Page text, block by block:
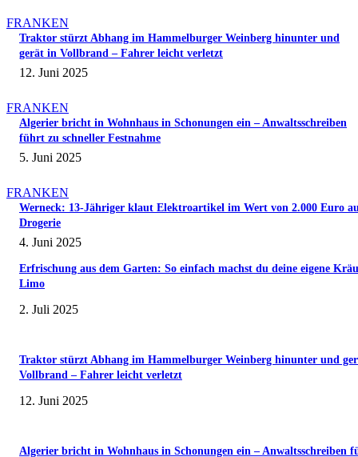
FRANKEN
Traktor stürzt Abhang im Hammelburger Weinberg hinunter und
gerät in Vollbrand – Fahrer leicht verletzt
12. Juni 2025
FRANKEN
Algerier bricht in Wohnhaus in Schonungen ein – Anwaltsschreiben
führt zu schneller Festnahme
5. Juni 2025
FRANKEN
Werneck: 13-Jähriger klaut Elektroartikel im Wert von 2.000 Euro
Drogerie
4. Juni 2025
Erfrischung aus dem Garten: So einfach machst du deine eigene
Limo
2. Juli 2025
Traktor stürzt Abhang im Hammelburger Weinberg hinunter und
Vollbrand – Fahrer leicht verletzt
12. Juni 2025
Algerier bricht in Wohnhaus in Schonungen ein – Anwaltsschreiben